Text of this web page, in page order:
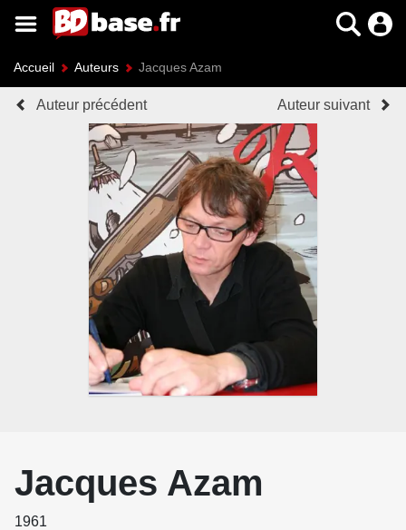
Accueil Auteurs Jacques Azam
Auteur précédent Auteur suivant
Jacques Azam
1961